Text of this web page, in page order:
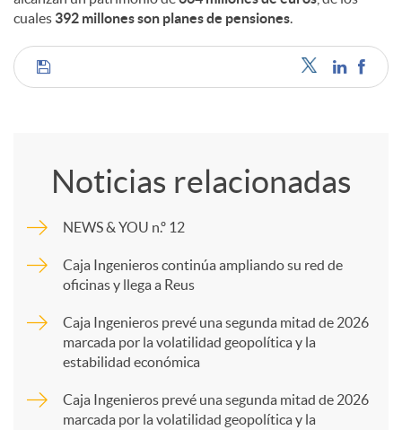
cuales 392 millones son planes de pensiones.
C
m
p
a
Noticias relacionadas
NEWS & YOU n.º 12
Caja Ingenieros continúa ampliando su red de
oficinas y llega a Reus
Caja Ingenieros prevé una segunda mitad de 2026
marcada por la volatilidad geopolítica y la
estabilidad económica
Caja Ingenieros prevé una segunda mitad de 2026
marcada por la volatilidad geopolítica y la